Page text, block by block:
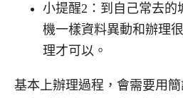
小提醒2：到自己常去的
機一樣資料異動和辦理
理才可以。
基本上辦理過程，會需要用